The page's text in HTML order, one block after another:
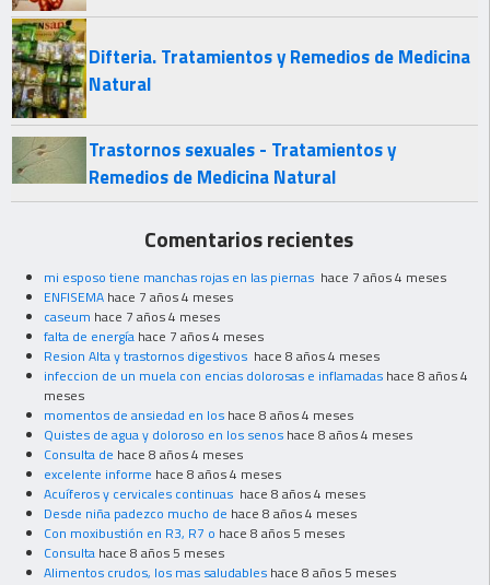
Difteria. Tratamientos y Remedios de Medicina
Natural
Trastornos sexuales - Tratamientos y
Remedios de Medicina Natural
Comentarios recientes
mi esposo tiene manchas rojas en las piernas hace 7 años 4 meses
ENFISEMA hace 7 años 4 meses
caseum hace 7 años 4 meses
falta de energía hace 7 años 4 meses
Resion Alta y trastornos digestivos hace 8 años 4 meses
infeccion de un muela con encias dolorosas e inflamadas hace 8 años 4
meses
momentos de ansiedad en los hace 8 años 4 meses
Quistes de agua y doloroso en los senos hace 8 años 4 meses
Consulta de hace 8 años 4 meses
excelente informe hace 8 años 4 meses
Acuíferos y cervicales continuas hace 8 años 4 meses
Desde niña padezco mucho de hace 8 años 4 meses
Con moxibustión en R3, R7 o hace 8 años 5 meses
Consulta hace 8 años 5 meses
Alimentos crudos, los mas saludables hace 8 años 5 meses